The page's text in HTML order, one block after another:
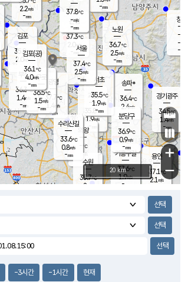
과천
35.8℃
1.9m/s
- mm
용인
37.1℃
2.1 m/s
경기광주
34.5℃
1.4m/s
-mm
1.6m/s
2.2m/s
-mm
창
-
-m/
-
의왕
- ℃
m/s
mm
김포
35.8℃
2.0 m/s
mm
광명
37.7 ℃
1.4 m/s
-mm
부천
36.3℃
1.4m/s
-mm
구로
36.5℃
1.5m/s
-mm
은평
37.3℃
2.0 m/s
- mm
노원
36.7℃
2.5m/s
-mm
송파*
36.4℃
2.4m/s
-mm
서초
35.5℃
1.9m/s
-mm
-mm
기흥구갈
37.6℃
1.9m/s
-
수리산길
33.6℃
0.8m/s
-mm
분당구
36.9℃
0.9m/s
-mm
37.8℃
-m/s
-mm
김포(공)
36.1℃
4.0m/s
-mm
수원
35.7℃
2 m/s
서울
37.4℃
2.5m/s
-mm
+
−
20 km
-3시간 -1시간 현재